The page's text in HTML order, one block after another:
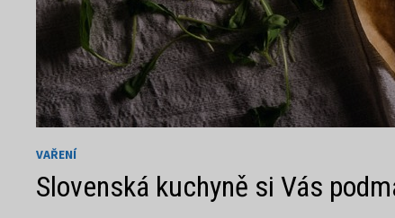
VAŘENÍ
Slovenská kuchyně si Vás